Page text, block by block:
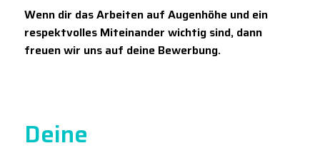
Wenn dir das Arbeiten auf Augenhöhe und ein
respektvolles Miteinander wichtig sind, dann
freuen wir uns auf deine Bewerbung.
Deine